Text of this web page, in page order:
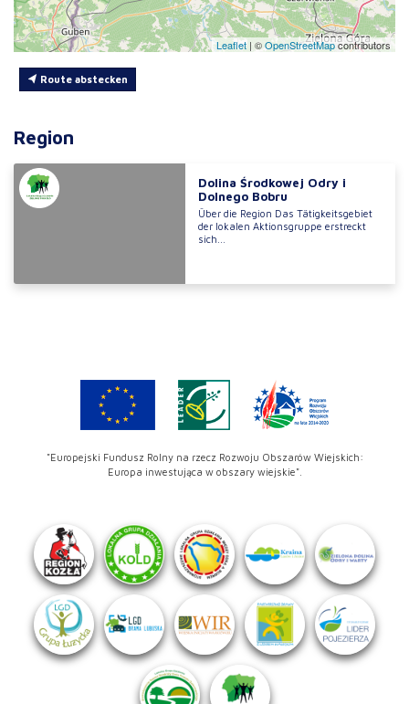
Leaflet | ©OpenStreetMapcontributors
Route abstecken
Region
Dolina Środkowej Odry i
Dolnego Bobru
Über die Region Das Tätigkeitsgebiet
der lokalen Aktionsgruppe erstreckt
sich...
"Europejski Fundusz Rolny na rzecz Rozwoju Obszarów Wiejskich:
Europa inwestująca w obszary wiejskie".